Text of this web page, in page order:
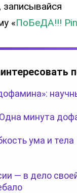
записывайся
«ПоБеДА!!!
минута
ума и тела
— в дело